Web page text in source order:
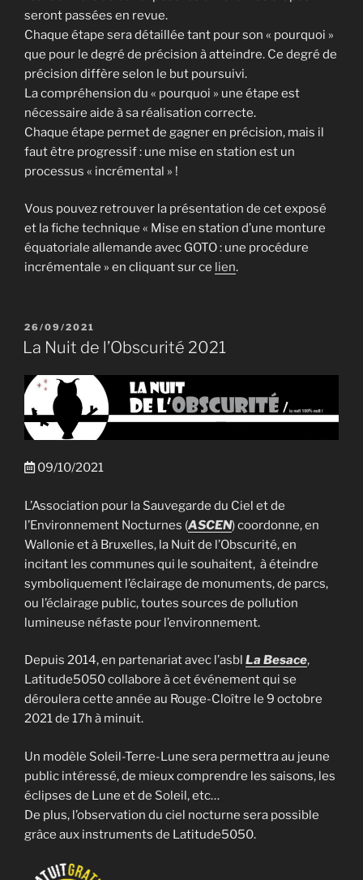
seront passées en revue.
Chaque étape sera détaillée tant pour son « pourquoi »
que pour le degré de précision à atteindre. Ce degré de
précision diffère selon le but poursuivi.
La compréhension du « pourquoi » une étape est
nécessaire aide à sa réalisation correcte.
Chaque étape permet de gagner en précision, mais il
faut être progressif : une mise en station est un
processus « incrémental » !
Vous pouvez retrouver la présentation de cet exposé
et la fiche technique « Mise en station d’une monture
équatoriale allemande avec GOTO : une procédure
incrémentale » en cliquant sur ce lien.
PUBLIÉ
LE
26/09/2021
La Nuit de l’Obscurité 2021
09/10/2021
L’Association pour la Sauvegarde du Ciel et de
l’Environnement Nocturnes (ASCEN) coordonne, en
Wallonie et à Bruxelles, la Nuit de l’Obscurité, en
incitant les communes qui le souhaitent, à éteindre
symboliquement l’éclairage de monuments, de parcs,
ou l’éclairage public, toutes sources de pollution
lumineuse néfaste pour l’environnement.
Depuis 2014, en partenariat avec l’asbl La Besace,
Latitude5050 collabore à cet événement qui se
déroulera cette année au Rouge-Cloître le 9 octobre
2021 de 17h à minuit.
Un modèle Soleil-Terre-Lune sera permettra au jeune
public intéressé, de mieux comprendre les saisons, les
éclipses de Lune et de Soleil, etc…
De plus, l’observation du ciel nocturne sera possible
grâce aux instruments de Latitude5050.